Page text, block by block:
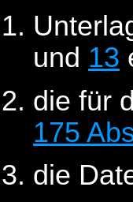
und 13
die für
175
die